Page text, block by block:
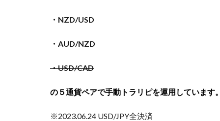
・NZD/USD
・AUD/NZD
・USD/CAD
の５通貨ペアで手動トラリピを運用しています。
※2023.06.24 USD/JPY全決済